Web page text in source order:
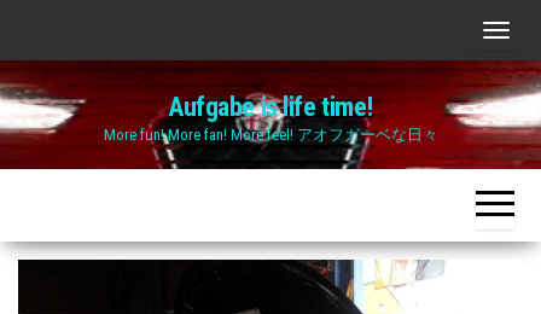
the
content
ナ
ビ
ゲ
ー
シ
ョ
ン
Aufgabe is life time!
More fun! More fan! More feel! アオフガーベな日々